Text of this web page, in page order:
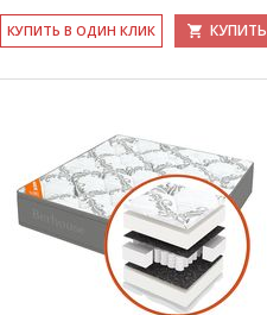
КУ­ПИТЬ В ОДИН КЛИК КУПИТЬ